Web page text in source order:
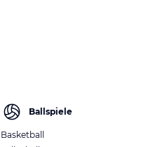
Ballspiele
Basketball